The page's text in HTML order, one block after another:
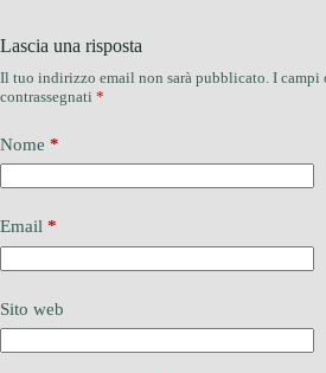
Lascia una risposta
Il tuo indirizzo email non sarà pubblicato. I campi
contrassegnati *
Nome *
Email *
Sito web